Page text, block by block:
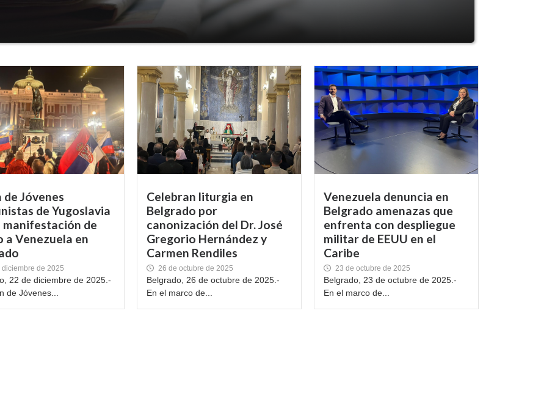
de Jóvenes
de Yugoslavia
manifestación de
a Venezuela en
diciembre de 2025
22 de diciembre de 2025.-
de Jóvenes...
Celebran liturgia en
Belgrado por
canonización del Dr. José
Gregorio Hernández y
Carmen Rendiles
26 de octubre de 2025
Belgrado, 26 de octubre de 2025.-
En el marco de...
Venezuela denuncia en
Belgrado amenazas que
enfrenta con despliegue
militar de EEUU en el
Caribe
23 de octubre de 2025
Belgrado, 23 de octubre de 2025.-
En el marco de...